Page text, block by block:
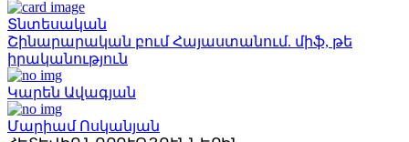
Տնտեսական
Շինարարական բում Հայաստանում. միֆ, թե
իրականություն
Կարեն Ավագյան
Մարիամ Ոսկանյան